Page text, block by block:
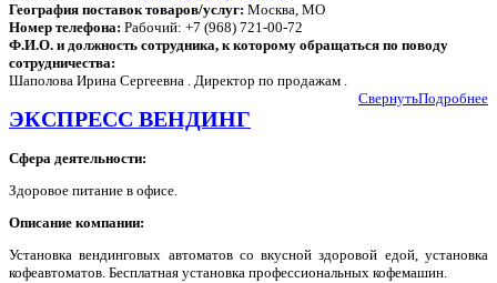
География поставок товаров/услуг: Москва, МО
Номер телефона: Рабочий: +7 (968) 721-00-72
Ф.И.О. и должность сотрудника, к которому обращаться по поводу
сотрудничества:
Шаполова Ирина Сергеевна . Директор по продажам .
Подробнее
Свернуть
ЭКСПРЕСС ВЕНДИНГ
Сфера деятельности:
Здоровое питание в офисе.
Описание компании:
Установка вендинговых автоматов со вкусной здоровой едой, установка
кофеавтоматов. Бесплатная установка профессиональных кофемашин.